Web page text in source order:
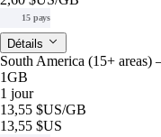
15 pays
Détails
South America (15+
1GB
1 jour
13,55 $US/GB
13,55 $US